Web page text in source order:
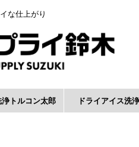
な仕上がり
トルコン太郎 ドライアイス洗浄